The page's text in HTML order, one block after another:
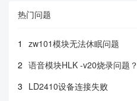
热门问题
1
zw101模块无法休眠问题
2 语音模块HLK -v20烧录问题？
3 LD2410设备连接失败